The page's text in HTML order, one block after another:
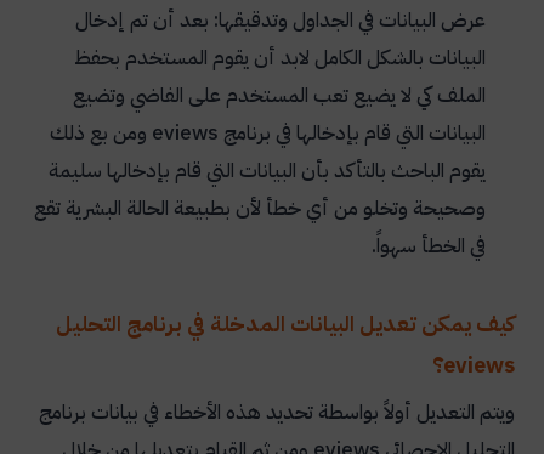
عرض البيانات في الجداول وتدقيقها: بعد أن تم إدخال
البيانات بالشكل الكامل لابد أن يقوم المستخدم بحفظ
الملف كي لا يضيع تعب المستخدم على الفاضي وتضيع
البيانات التي قام بإدخالها في برنامج eviews ومن بع ذلك
يقوم الباحث بالتأكد بأن البيانات التي قام بإدخالها سليمة
وصحيحة وتخلو من أي خطأ لأن بطبيعة الحالة البشرية تقع
في الخطأ سهواً.
كيف يمكن تعديل البيانات المدخلة في برنامج التحليل
eviews؟
ويتم التعديل أولاً بواسطة تحديد هذه الأخطاء في بيانات برنامج